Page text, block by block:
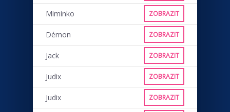
Miminko ZOBRAZIT
Démon ZOBRAZIT
Jack ZOBRAZIT
Judix ZOBRAZIT
Judix ZOBRAZIT